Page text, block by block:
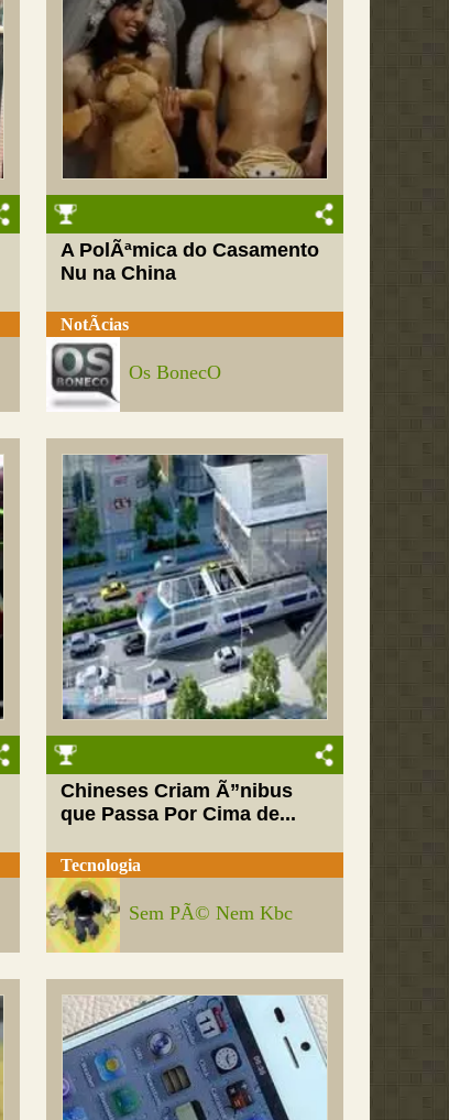
A PolÃªmica do Casamento
Nu na China
NotÃ­cias
Os BonecO
Chineses Criam Ã”nibus
que Passa Por Cima de...
Tecnologia
Sem PÃ© Nem Kbc